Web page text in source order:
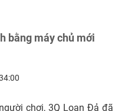
bằng máy chủ mới
chơi, 3Q Loạn Đả đã